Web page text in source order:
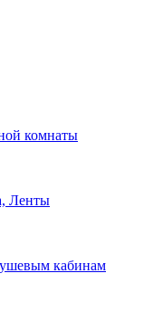
комнаты
Ленты
кабинам